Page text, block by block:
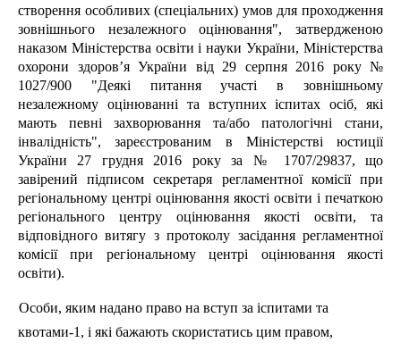
створення особливих (спеціальних) умов для проходження
зовнішнього незалежного оцінювання", затвердженою
наказом Міністерства освіти і науки України, Міністерства
охорони здоров’я України від 29 серпня 2016 року №
1027/900 "Деякі питання участі в зовнішньому
незалежному оцінюванні та вступних іспитах осіб, які
мають певні захворювання та/або патологічні стани,
інвалідність", зареєстрованим в Міністерстві юстиції
України 27 грудня 2016 року за № 1707/29837, що
завірений підписом секретаря регламентної комісії при
регіональному центрі оцінювання якості освіти і печаткою
регіонального центру оцінювання якості освіти, та
відповідного витягу з протоколу засідання регламентної
комісії при регіональному центрі оцінювання якості
освіти).
Особи, яким надано право на вступ за іспитами та
квотами-1, і які бажають скористатись цим правом,